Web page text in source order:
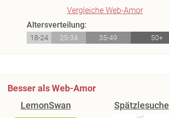
Vergleiche Web-Amor
Altersverteilung:
18-24 25-34 35-49 50+
Besser als Web-Amor
LemonSwan Spätzlesuche